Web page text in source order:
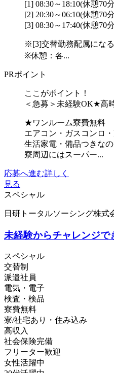
[1] 08:30～18:10(休憩70
[2] 20:30～06:10(休憩70
[3] 08:30～17:40(休憩70
※[3]交替勤務配属にな
※休憩：各...
PRポイント
ここがポイント！
＜急募＞未経験OK★高
★ワンルーム寮費無料
エアコン・ガスコンロ
生活家電・備品つきな
寮周辺にはスーパー...
応募へ進む詳しく
見る
スペシャル
日研トータルソーシング株式
未経験からチャレンジ
スペシャル
交替制
派遣社員
電気・電子
検査・検品
寮費無料
寮/社宅あり・住み込み
高収入
社会保険完備
フリーター歓迎
女性活躍中